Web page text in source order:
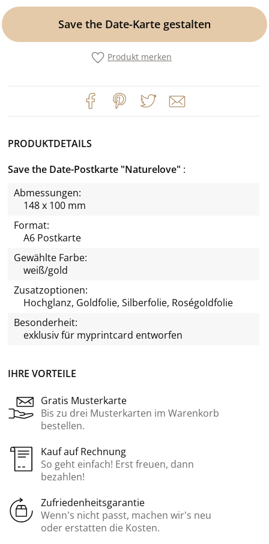
Save the Date-Karte gestalten
Produkt merken
IHRE VORTEILE
Gratis Musterkarte
Bis zu drei Musterkarten im Warenkorb
bestellen.
Kauf auf Rechnung
So geht einfach! Erst freuen, dann
bezahlen!
Zufriedenheitsgarantie
Wenn’s nicht passt, machen wir’s neu
oder erstatten die Kosten.
PRODUKTDETAILS
Save the Date-Postkarte "Naturelove"
Abmessungen:
148 x 100 mm
Format:
A6 Postkarte
Gewählte Farbe:
weiß/gold
Zusatzoptionen:
Hochglanz, Goldfolie, Silberfolie, Roségoldfolie
Besonderheit:
exklusiv für myprintcard entworfen